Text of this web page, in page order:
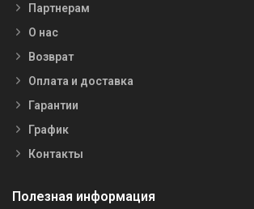
Партнерам
О нас
Возврат
Оплата и доставка
Гарантии
График
Контакты
Полезная информация